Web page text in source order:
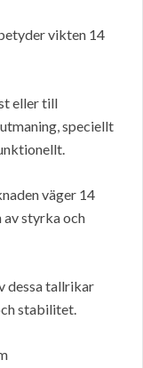
vikten 14
eller till
speciellt
väger 14
av styrka och
dessa tallrikar
stabilitet.